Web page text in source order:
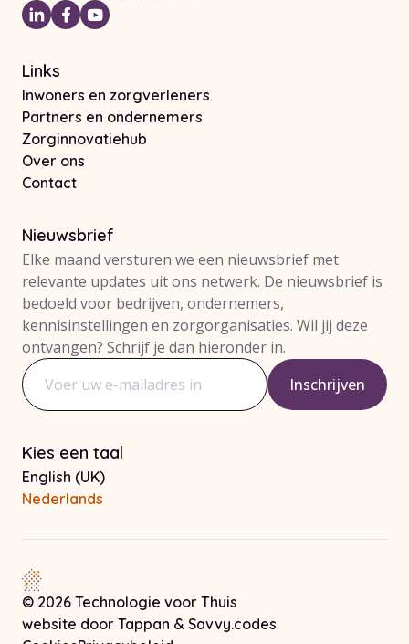
Links
Inwoners en zorgverleners
Partners en ondernemers
Zorginnovatiehub
Over ons
Contact
Nieuwsbrief
Elke maand versturen we een nieuwsbrief met
relevante updates uit ons netwerk. De nieuwsbrief is
bedoeld voor bedrijven, ondernemers,
kennisinstellingen en zorgorganisaties. Wil jij deze
ontvangen? Schrijf je dan hieronder in.
E-mailadres Inschrijven
Kies een taal
English (UK)
Nederlands
© 2026 Technologie voor Thuis
website door Tappan Let op! Deze link opent in een
& Savvy.codes